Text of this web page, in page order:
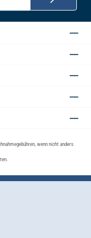
wenn nicht anders